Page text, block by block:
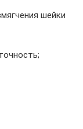
шейки